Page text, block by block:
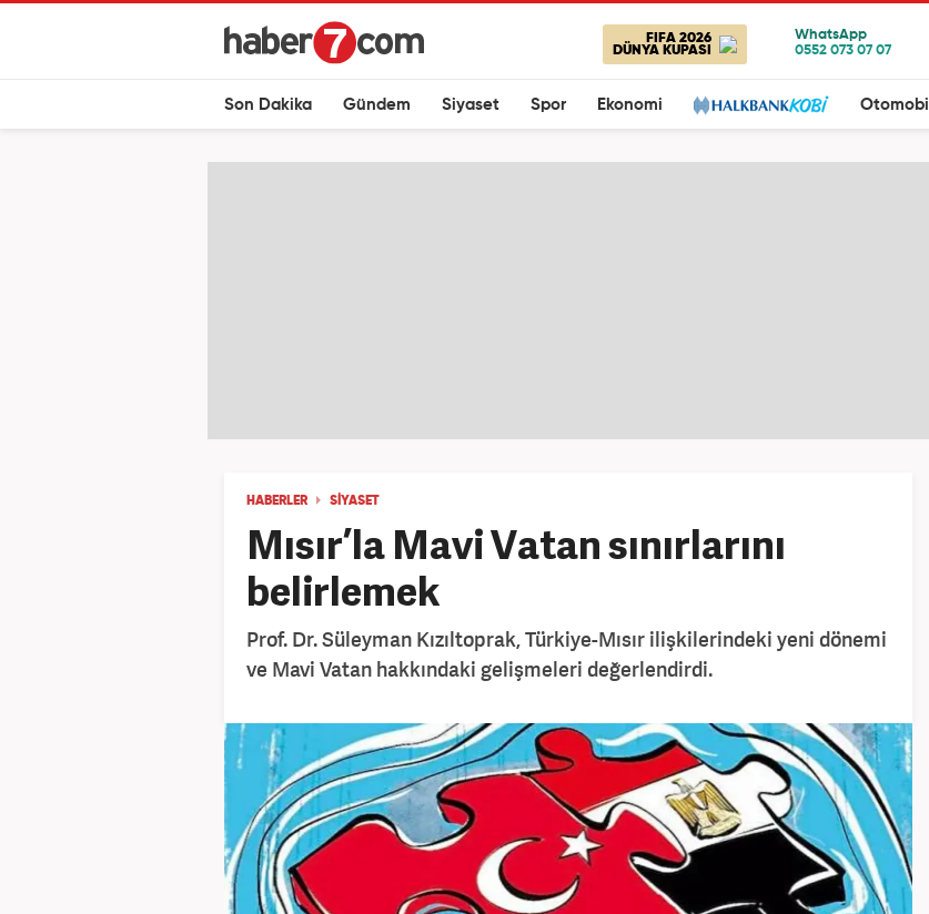
FIFA 2026
DÜNYA KUPASI
Son Dakika Gündem Siyaset Spor Ekonomi Otomobil
HABERLER SİYASET
Mısır’la Mavi Vatan sınırlarını
belirlemek
Prof. Dr. Süleyman Kızıltoprak, Türkiye-Mısır ilişkilerindeki yeni dönemi
ve Mavi Vatan hakkındaki gelişmeleri değerlendirdi.